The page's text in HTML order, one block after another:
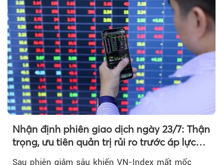
Nhận định phiên giao dịch ngày 23/7: Thận
trọng, ưu tiên quản trị rủi ro trước áp lực
Sau phiên giảm sâu khiến VN-Index mất mốc